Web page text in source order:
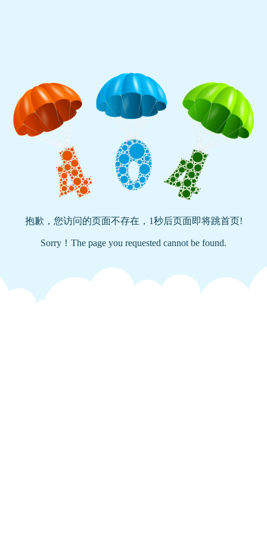
抱歉，您访问的页面不存在， 1秒后页面即将跳首页!
Sorry！The page you requested cannot be found.